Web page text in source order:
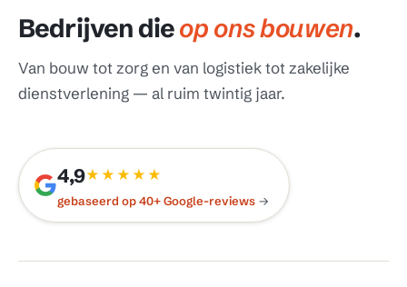
Bedrijven dieop ons bouwen.
Van bouw tot zorg en van logistiek tot zakelijke
dienstverlening — al ruim twintig jaar.
4,9★★★★★
gebaseerd op 40+ Google-reviews →